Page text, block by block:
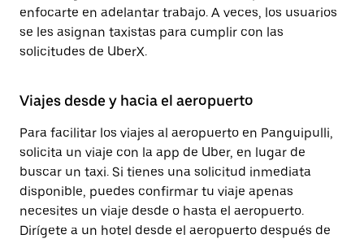
enfocarte en adelantar trabajo. A veces, los usuarios
se les asignan taxistas para cumplir con las
solicitudes de UberX.
Viajes desde y hacia el aeropuerto
Para facilitar los viajes al aeropuerto en Panguipulli,
solicita un viaje con la app de Uber, en lugar de
buscar un taxi. Si tienes una solicitud inmediata
disponible, puedes confirmar tu viaje apenas
necesites un viaje desde o hasta el aeropuerto.
Dirígete a un hotel desde el aeropuerto después de